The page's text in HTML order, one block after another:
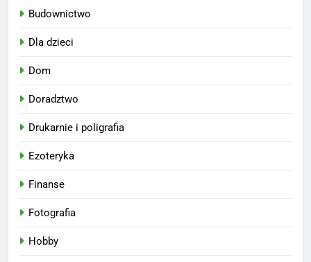
Budownictwo
Dla dzieci
Dom
Doradztwo
Drukarnie i poligrafia
Ezoteryka
Finanse
Fotografia
Hobby